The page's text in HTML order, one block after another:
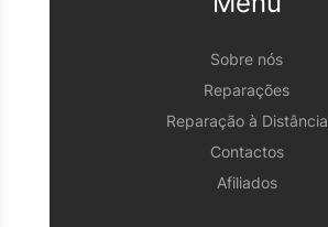
Sobre nós
Reparações
Reparação à Distância
Contactos
Afiliados